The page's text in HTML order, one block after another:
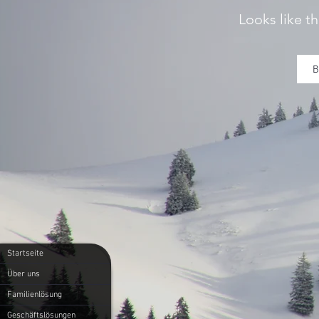
Startseite
Über uns
Familienlösung
Geschäftslösungen
Looks like